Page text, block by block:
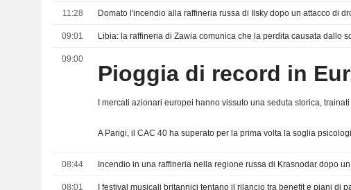
11:28 Domato l'incendio alla raffineria russa di Ilsky dopo un attacco di
09:01
09:00
Pioggia di record in
I mercati azionari europei hanno vissuto una seduta storica,
08:44
08:01 I festival musicali britannici tentano il rilancio tra benefit e piani di